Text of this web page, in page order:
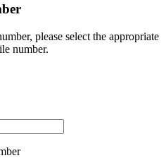
please select the appropriate
number.